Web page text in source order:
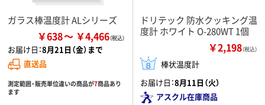
ガラス棒温度計 ALシリーズ
￥638 ￥4,466
お届け日：8月21日（金）まで
直送品
測定範囲・販売単位違いの商品が7商品あり
ます
ドリテック 防水クッキング温
度計 ホワイト O-280WT 1個
￥2,198（税込）
棒状温度計
お届け日：8月11日（火）
アスクル在庫商品